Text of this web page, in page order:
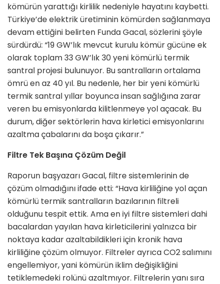
kömürün yarattığı kirlilik nedeniyle hayatını kaybetti.
Türkiye’de elektrik üretiminin kömürden sağlanmaya
devam ettiğini belirten Funda Gacal, sözlerini şöyle
sürdürdü: “19 GW’lık mevcut kurulu kömür gücüne ek
olarak toplam 33 GW’lık 30 yeni kömürlü termik
santral projesi bulunuyor. Bu santralların ortalama
ömrü en az 40 yıl. Bu nedenle, her bir yeni kömürlü
termik santral yıllar boyunca insan sağlığına zarar
veren bu emisyonlarda kilitlenmeye yol açacak. Bu
durum, diğer sektörlerin hava kirletici emisyonlarını
azaltma çabalarını da boşa çıkarır.”
Filtre Tek Başına Çözüm Değil
Raporun başyazarı Gacal, filtre sistemlerinin de
çözüm olmadığını ifade etti: “Hava kirliliğine yol açan
kömürlü termik santralların bazılarının filtreli
olduğunu tespit ettik. Ama en iyi filtre sistemleri dahi
bacalardan yayılan hava kirleticilerini yalnızca bir
noktaya kadar azaltabildikleri için kronik hava
kirliliğine çözüm olmuyor. Filtreler ayrıca CO2 salımını
engellemiyor, yani kömürün iklim değişikliğini
tetiklemedeki rolünü azaltmıyor. Filtrelerin yanı sıra